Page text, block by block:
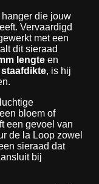
die jouw
Vervaardigd
met een
dit sieraad
lengte en
staafdikte, is hij
bloem of
een gevoel van
de la Loop zowel
sieraad dat
bij